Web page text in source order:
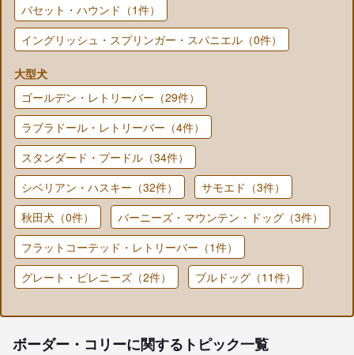
バセット・ハウンド（1件）
イングリッシュ・スプリンガー・スパニエル（0件）
大型犬
ゴールデン・レトリーバー（29件）
ラブラドール・レトリーバー（4件）
スタンダード・プードル（34件）
シベリアン・ハスキー（32件）
サモエド（3件）
秋田犬（0件）
バーニーズ・マウンテン・ドッグ（3件）
フラットコーテッド・レトリーバー（1件）
グレート・ピレニーズ（2件）
ブルドッグ（11件）
ボーダー・コリーに関するトピック一覧